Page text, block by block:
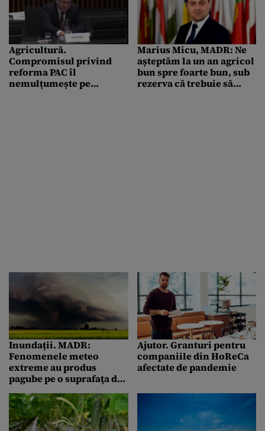
Agricultură.
Compromisul privind
reforma PAC îl
nemulțumește pe
Marius Micu, MADR: Ne
așteptăm la un an agricol
bun spre foarte bun, sub
rezerva că trebuie să
Inundații. MADR:
Fenomenele meteo
extreme au produs
pagube pe o suprafaţa de
agricole. Unde sunt cele
mai mari pierderi
Ajutor. Granturi pentru
companiile din HoReCa
afectate de pandemie